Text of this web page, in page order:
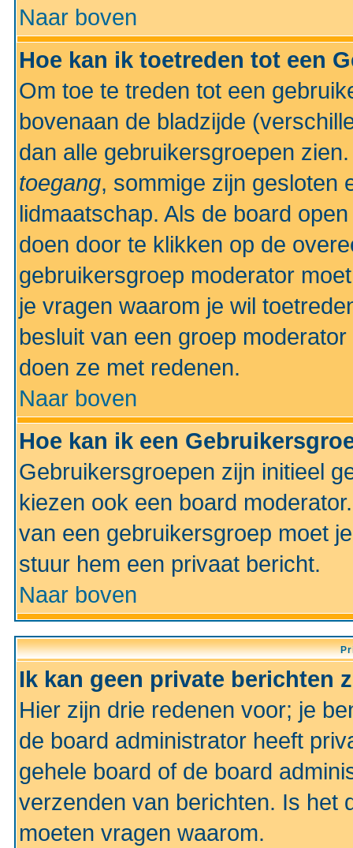
Naar boven
Hoe kan ik toetreden tot een
Om toe te treden tot een
bovenaan de bladzijde
dan alle gebruikersgroepen
toegang, sommige zijn gesloten
lidmaatschap. Als de board
doen door te klikken op de
gebruikersgroep moderator
je vragen waarom je wil
besluit van een groep
doen ze met redenen.
Naar boven
Hoe kan ik een
Gebruikersgroepen zijn initieel
kiezen ook een board
van een gebruikersgroep moet
stuur hem een privaat bericht.
Naar boven
Ik kan geen private berichten
Hier zijn drie redenen voor; je
de board administrator heeft
gehele board of de board
verzenden van berichten. Is het
moeten vragen waarom.